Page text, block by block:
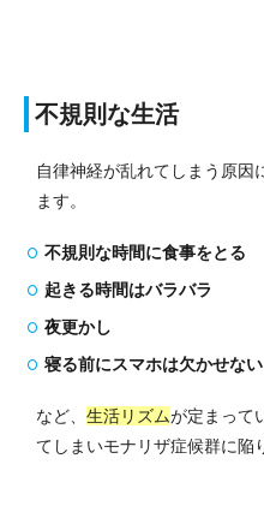
不規則な生活
自律神経が乱れてしまう原因
ます。
不規則な時間に食事をとる
起きる時間はバラバラ
夜更かし
寝る前にスマホは欠かせない
など、 生活リズムが定まって
てしまいモナリザ症候群に陥